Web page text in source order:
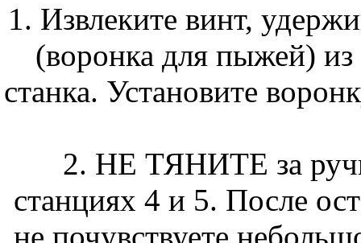
1. Извлеките винт,
(воронка для пыжей)
станка. Установите
2. НЕ ТЯНИТЕ за
станциях 4 и 5. После
не почувствуете